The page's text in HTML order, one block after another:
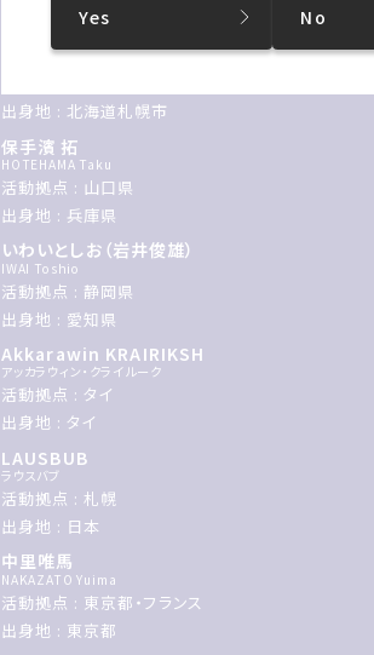
Yes No
出身地 : スイス
ゴッドスコーピオン
God Scorpion
出身地 : 北海道札幌市
保手濱 拓
HOTEHAMA Taku
活動拠点 : 山口県
出身地 : 兵庫県
いわいとしお（岩井俊雄）
IWAI Toshio
活動拠点 : 静岡県
出身地 : 愛知県
Akkarawin KRAIRIKSH
アッカラウィン・クライルーク
活動拠点 : タイ
出身地 : タイ
LAUSBUB
ラウスバブ
活動拠点 : 札幌
出身地 : 日本
中里唯馬
NAKAZATO Yuima
活動拠点 : 東京都・フランス
出身地 : 東京都